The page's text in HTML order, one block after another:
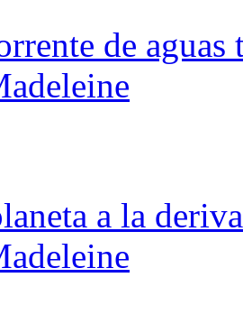
de aguas
a la deriva